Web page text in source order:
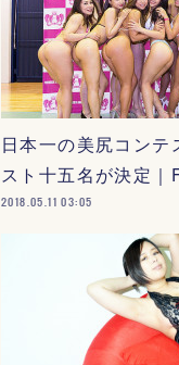
日本一の美尻コンテ
スト十五名が決定
2018.05.11 03:05